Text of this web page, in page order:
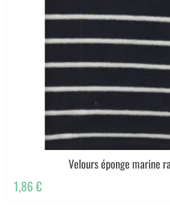
Velours éponge marine
1,86 €